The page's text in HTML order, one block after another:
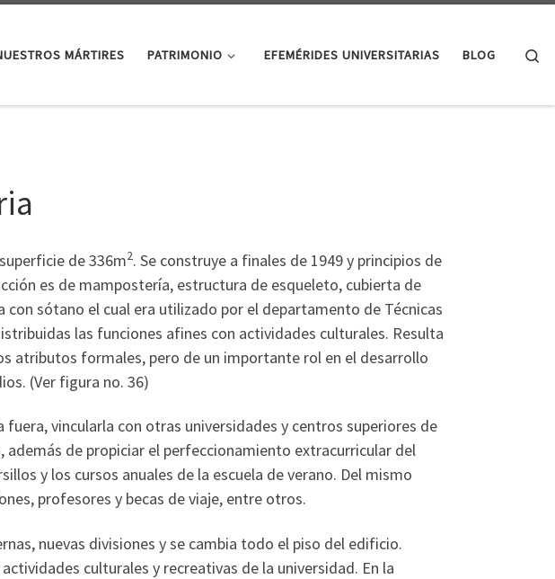
MÁRTIRES PATRIMONIO EFEMÉRIDES UNIVERSITARIAS BLOG
de 336m2. Se construye a finales de 1949 y principios de
es de mampostería, estructura de esqueleto, cubierta de
sótano el cual era utilizado por el departamento de Técnicas
las funciones afines con actividades culturales. Resulta
atributos formales, pero de un importante rol en el desarrollo
(Ver figura no. 36)
vincularla con otras universidades y centros superiores de
además de propiciar el perfeccionamiento extracurricular del
y los cursos anuales de la escuela de verano. Del mismo
profesores y becas de viaje, entre otros.
nuevas divisiones y se cambia todo el piso del edificio.
culturales y recreativas de la universidad. En la